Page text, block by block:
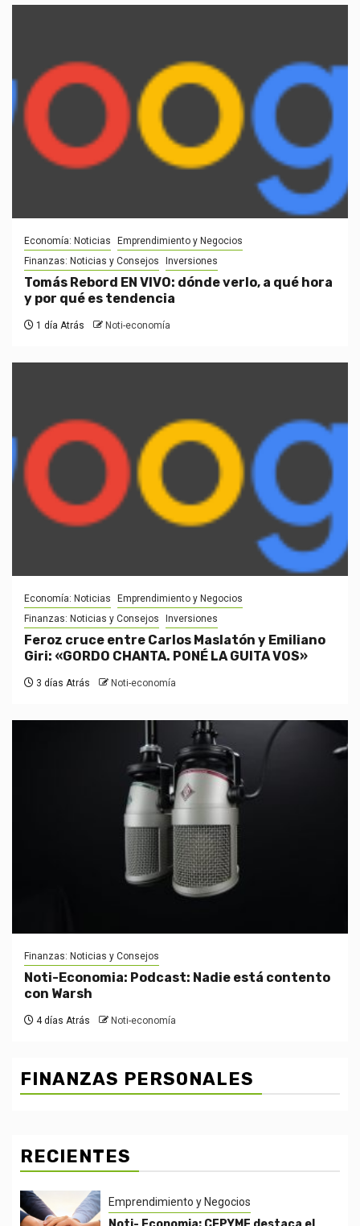
Economía: Noticias
Emprendimiento y Negocios
Finanzas: Noticias y Consejos
Inversiones
Tomás Rebord EN VIVO: dónde verlo, a qué hora
y por qué es tendencia
1 día Atrás Noti-economía
Economía: Noticias
Emprendimiento y Negocios
Finanzas: Noticias y Consejos
Inversiones
Feroz cruce entre Carlos Maslatón y Emiliano
Giri: «GORDO CHANTA. PONÉ LA GUITA VOS»
3 días Atrás Noti-economía
Finanzas: Noticias y Consejos
Noti-Economia: Podcast: Nadie está contento
con Warsh
4 días Atrás Noti-economía
FINANZAS PERSONALES
RECIENTES
Emprendimiento y Negocios